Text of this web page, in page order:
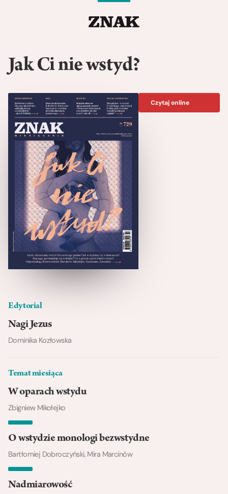
Jak Ci nie wstyd?
Edytorial
Nagi Jezus
Dominika Kozłowska
Temat miesiąca
W oparach wstydu
Zbigniew Mikołejko
O wstydzie monologi bezwstydne
Bartłomiej Dobroczyński, Mira Marcinów
Nadmiarowość
Czytaj online